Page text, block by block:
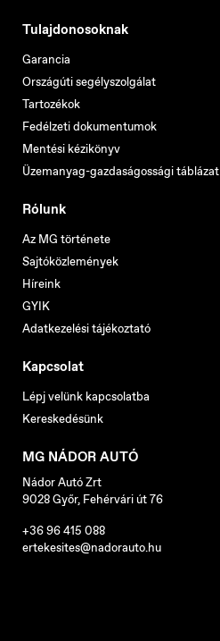
Tulajdonosoknak
Garancia
Országúti segélyszolgálat
Tartozékok
Fedélzeti dokumentumok
Mentési kézikönyv
Üzemanyag-gazdaságossági táblázat
Rólunk
Az MG története
Sajtóközlemények
Híreink
GYIK
Adatkezelési tájékoztató
Kapcsolat
Lépj velünk kapcsolatba
Kereskedésünk
MG NÁDOR AUTÓ
Nádor Autó Zrt
9028 Győr, Fehérvári út 76
+36 96 415 088
ertekesites@nadorauto.hu